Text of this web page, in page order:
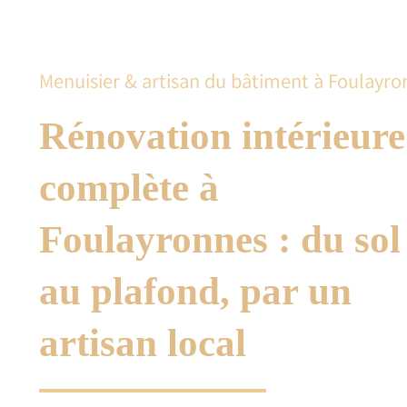
Menuisier & artisan du bâtiment à
Rénovation intérieure
complète à
Foulayronnes : du sol
au plafond, par un
artisan local